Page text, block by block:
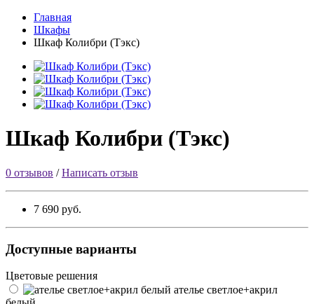
Главная
Шкафы
Шкаф Колибри (Тэкс)
Шкаф Колибри (Тэкс)
0 отзывов /Написать отзыв
7 690 руб.
Доступные варианты
Цветовые решения
ателье светлое+акрил